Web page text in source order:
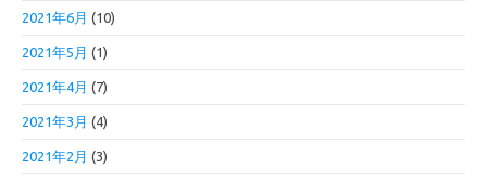
2021年6月 (10)
2021年5月 (1)
2021年4月 (7)
2021年3月 (4)
2021年2月 (3)